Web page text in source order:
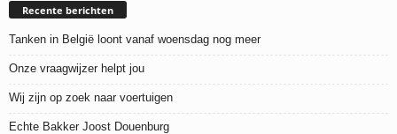
Recente berichten
Tanken in België loont vanaf woensdag nog meer
Onze vraagwijzer helpt jou
Wij zijn op zoek naar voertuigen
Echte Bakker Joost Douenburg